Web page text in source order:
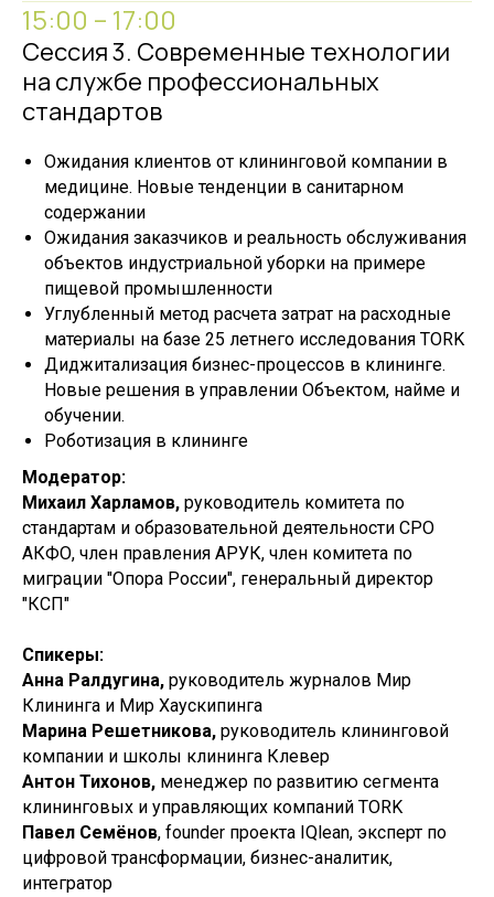
15:00 – 17:00
Сессия 3. Современные технологии
на службе профессиональных
стандартов
Ожидания клиентов от клининговой компании в
медицине. Новые тенденции в санитарном
содержании
Ожидания заказчиков и реальность обслуживания
объектов индустриальной уборки на примере
пищевой промышленности
Углубленный метод расчета затрат на расходные
материалы на базе 25 летнего исследования TORK
Диджитализация бизнес-процессов в клининге.
Новые решения в управлении Объектом, найме и
обучении.
Роботизация в клининге
Модератор:
Михаил Харламов, руководитель комитета по
стандартам и образовательной деятельности СРО
АКФО, член правления АРУК, член комитета по
миграции "Опора России", генеральный директор
"КСП"
Спикеры:
Анна Ралдугина, руководитель журналов Мир
Клининга и Мир Хаускипинга
Марина Решетникова, руководитель клининговой
компании и школы клининга Клевер
Антон Тихонов, менеджер по развитию сегмента
клининговых и управляющих компаний TORK
Павел Семёнов, founder проекта IQlean, эксперт по
цифровой трансформации, бизнес-аналитик,
интегратор